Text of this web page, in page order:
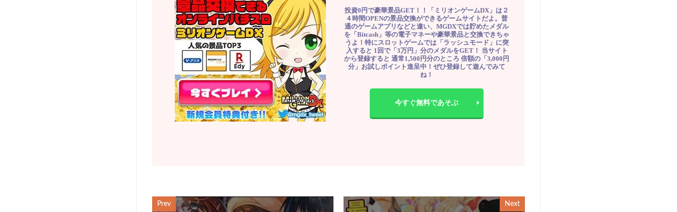
投資0円で豪華景品GET！！「ミリオンゲームDX」は２
４時間OPENの景品交換ができるゲームサイトだよ。普
通のゲームアプリなどと違い、MGDXでは貯めたメダル
を「Bitcash」等の電子マネーや豪華景品と交換できちゃ
うよ！特にスロットゲームでは「ラッシュモード」に突
入すると 1回で「3万円」分のメダルをGET！ 当サイト
から登録すると 通常1,500円分のところ 倍額の「3,000円
分」お試しポイント進呈中！ぜひ登録して遊んでみて
ね！
今すぐ無料であそぶ
Prev Next